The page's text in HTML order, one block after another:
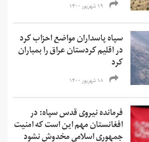
۱۹ شهریور ۱۴۰۰
سپاه پاسداران مواضع احزاب کرد
در اقلیم کردستان عراق را بمباران
کرد
۱۸ شهریور ۱۴۰۰
فرمانده نیروی قدس سپاه: در
افغانستان مهم این است که امنیت
جمهوری اسلامی مخدوش نشود